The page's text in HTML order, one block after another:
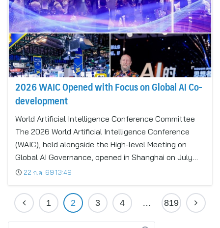
2026 WAIC Opened with Focus on Global AI Co-
development
World Artificial Intelligence Conference Committee
The 2026 World Artificial Intelligence Conference
(WAIC), held alongside the High-level Meeting on
Global AI Governance, opened in Shanghai on July…
22 ก.ค. 69 13:49
1 2 3 4 … 819